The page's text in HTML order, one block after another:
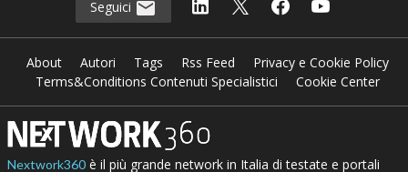
Seguici
About Autori Tags Rss Feed
Privacy e Cookie Policy
Terms&Conditions Contenuti Specialistici
Cookie Center
Nextwork360è il più grande network in Italia di testate e portali